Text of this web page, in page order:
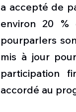
a accepté de
environ 20 %
pourparlers
mis à jour
participation
accordé au